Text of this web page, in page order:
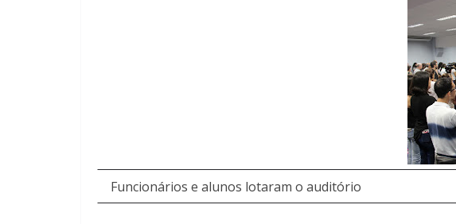
Funcionários e alunos lotaram o auditório